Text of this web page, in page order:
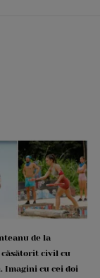
de la
civil cu
Imagini cu cei doi